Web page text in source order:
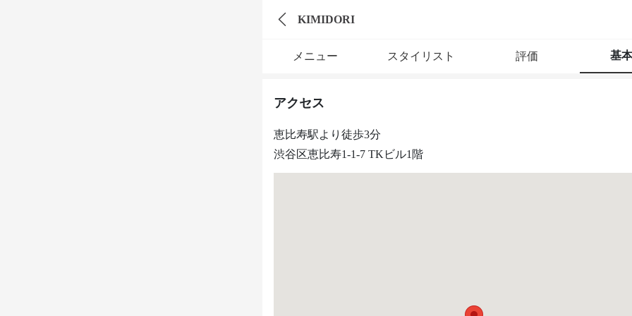
KIMIDORI
メニュー スタイリスト 評価 基
アクセス
恵比寿駅より徒歩3分
渋谷区恵比寿1-1-7 TKビル1階